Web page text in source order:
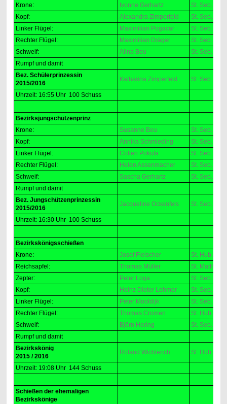
Krone: Ivonne Gerhartz
St. Seb.
Kopf:
Alexandra Zimperfeld
St. Seb.
Linker Flügel:
Maximilian Pogacar
St. Seb.
Rechter Flügel:
Maximilian Dräger
St. Seb.
Schweif:
Alina Beu
St. Seb.
Rumpf und damit
Bez. Schülerprinzessin
2015/2016
Katharina Zimperfeld St. Seb.
Uhrzeit: 16:55 Uhr 100 Schuss
Bezirksjungschützenprinz
Krone:
Susanne Beu
St. Seb.
Kopf:
Annika Schmieding
St. Seb.
Linker Flügel:
Colien Pokuta
St. Seb.
Rechter Flügel:
Helen Assenmacher
St. Seb.
Schweif:
Sascha Gerhartz
St. Seb.
Rumpf und damit
Bez. Jungschützenprinzessin
2015/2016
Jacqueline Ockenfels St. Seb.
Uhrzeit: 16:30 Uhr 100 Schuss
Bezirkskönigsschießen
Krone:
Josef Fleischer
St. Hub.
Reichsapfel:
Thomas Müller
St. Matthias
Zepter:
Peter Loga
St. Seb.
Kopf:
Heinz Dieter Lohmer
St. Seb.
Linker Flügel:
Peter Mooldijk
St. Seb.
Rechter Flügel:
Thomas Cromen
St. Hub.
Schweif:
Björn Hering
St. Seb.
Rumpf und damit
Bezirkskönig
2015 / 2016
Roland Wichterich St. Hub.
Uhrzeit: 19:08 Uhr 144 Schuss
Schießen der ehemaligen
Bezirkskönige